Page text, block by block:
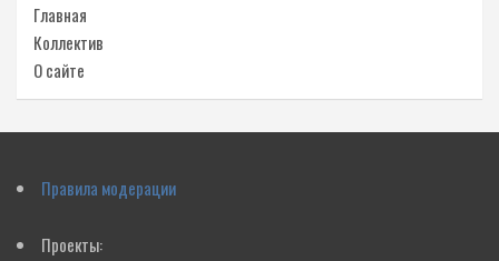
Главная
Коллектив
О сайте
Правила модерации
Проекты: